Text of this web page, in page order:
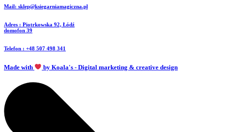
Mail: sklep@ksiegarniamagiczna.pl
Adres : Piotrkowska 92, Łódź
domofon 39
Telefon : +48 507 498 341
Made with by Koala's - Digital marketing & creative design